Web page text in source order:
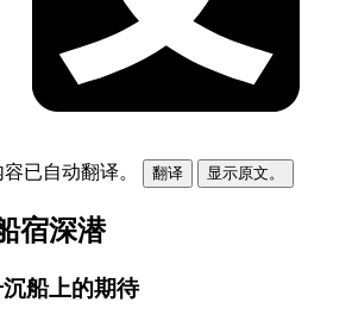
容已自动翻译。 翻译 显示原文。
宿深潜
沉船上的期待